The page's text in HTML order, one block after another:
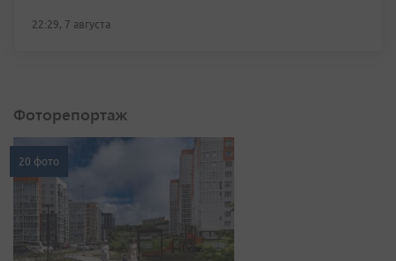
22:29, 7 августа
Фоторепортаж
20 фото